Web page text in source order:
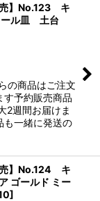
売】No.123 キ
ール皿 土台
の商品はご注文
す予約販売商品
2週間お届けま
も一緒に発送の
売】No.124 キ
ゴールド ミー
]